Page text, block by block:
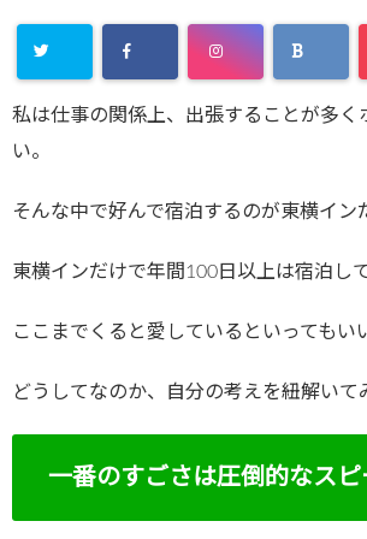
私は仕事の関係上、出張することが多く
い。
そんな中で好んで宿泊するのが東横イン
東横インだけで年間100日以上は宿泊し
ここまでくると愛しているといってもい
どうしてなのか、自分の考えを紐解いて
一番のすごさは圧倒的なスピ